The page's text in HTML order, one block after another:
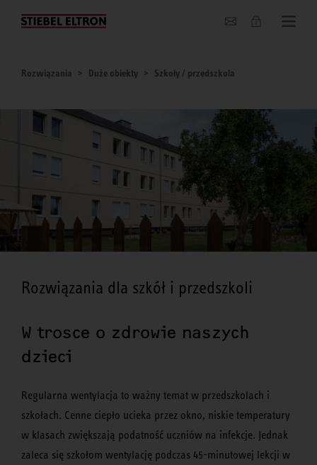
O nas
Rozwiązania Duże obiekty Szkoły / przedszkola
Rozwiązania dla szkół i przedszkoli
W trosce o zdrowie naszych
dzieci
Regularna wentylacja to ważny temat w przedszkolach i
szkołach. Cenne ciepło ucieka przez okno, niskie temperatury
w klasach zwiększają podatność uczniów na infekcje. Jednak
zaleca się szkołom wentylację podczas 45-minutowej lekcji w